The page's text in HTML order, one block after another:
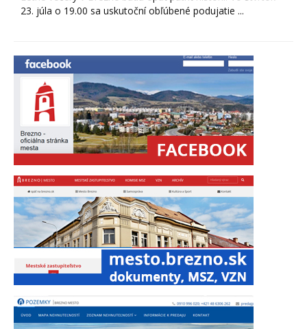
23. júla o 19.00 sa uskutoční obľúbené podujatie ...